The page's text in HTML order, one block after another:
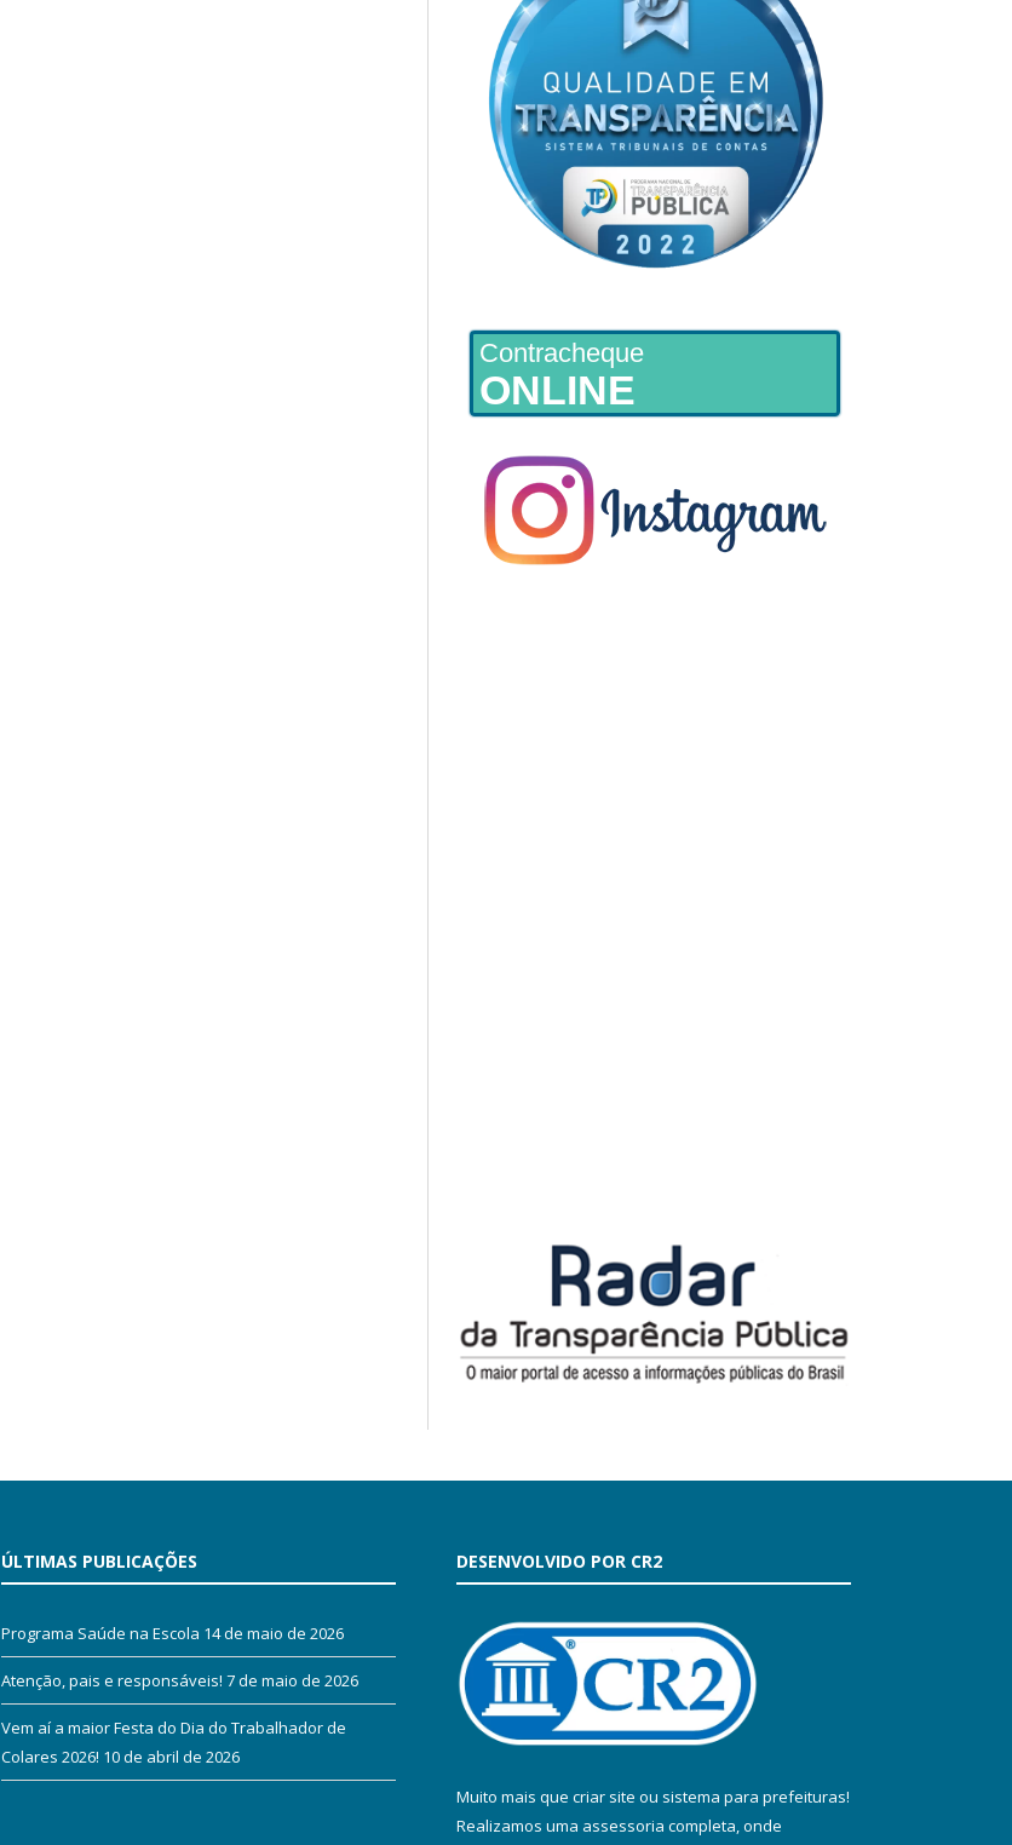
Contracheque
ONLINE
ÚLTIMAS PUBLICAÇÕES
Programa Saúde na Escola 14 de maio de 2026
Atenção, pais e responsáveis! 7 de maio de 2026
Vem aí a maior Festa do Dia do Trabalhador de
Colares 2026! 10 de abril de 2026
DESENVOLVIDO POR CR2
Muito mais que criar site ou sistema para prefeituras!
Realizamos uma assessoria completa, onde